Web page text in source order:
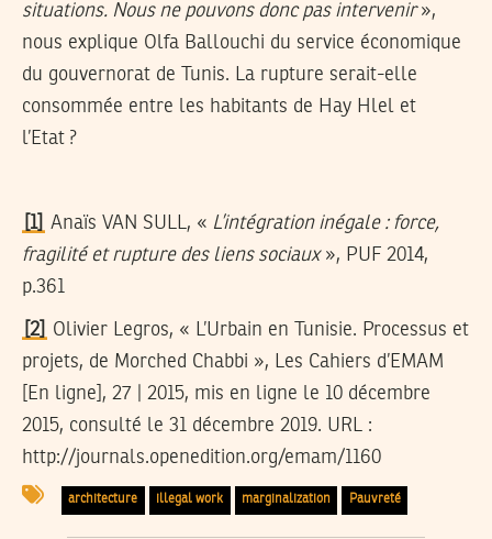
situations. Nous ne pouvons donc pas intervenir»,
nous explique Olfa Ballouchi du service économique
du gouvernorat de Tunis. La rupture serait-elle
consommée entre les habitants de Hay Hlel et
l’Etat ?
[1] Anaïs VAN SULL, « L’intégration inégale : force,
fragilité et rupture des liens sociaux», PUF 2014,
p.361
[2]
Olivier Legros, « L’Urbain en Tunisie. Processus et
projets, de Morched Chabbi », Les Cahiers d’EMAM
[En ligne], 27 | 2015, mis en ligne le 10 décembre
2015, consulté le 31 décembre 2019. URL :
http://journals.openedition.org/emam/1160
architecture illegal work marginalization Pauvreté